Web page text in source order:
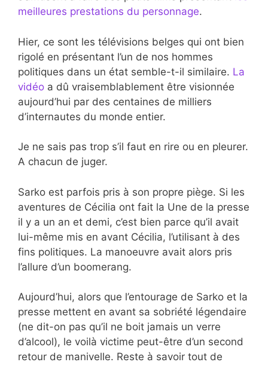
meilleures prestations du personnage.
Hier, ce sont les télévisions belges qui ont bien
rigolé en présentant l’un de nos hommes
politiques dans un état semble-t-il similaire. La
vidéo a dû vraisemblablement être visionnée
aujourd’hui par des centaines de milliers
d’internautes du monde entier.
Je ne sais pas trop s’il faut en rire ou en pleurer.
A chacun de juger.
Sarko est parfois pris à son propre piège. Si les
aventures de Cécilia ont fait la Une de la presse
il y a un an et demi, c’est bien parce qu’il avait
lui-même mis en avant Cécilia, l’utilisant à des
fins politiques. La manoeuvre avait alors pris
l’allure d’un boomerang.
Aujourd’hui, alors que l’entourage de Sarko et la
presse mettent en avant sa sobriété légendaire
(ne dit-on pas qu’il ne boit jamais un verre
d’alcool), le voilà victime peut-être d’un second
retour de manivelle. Reste à savoir tout de